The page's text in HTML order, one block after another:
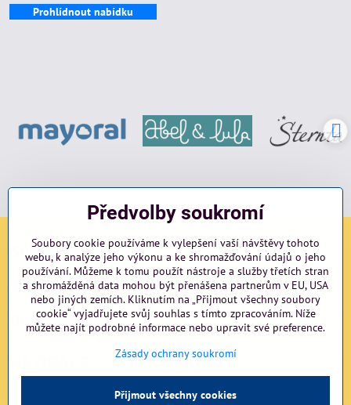
Prohlídnout nabídku
Sociální sítě
Facebook Instagram blog
Důležité odkazy
Předvolby soukromí
Soubory cookie používáme k vylepšení vaší návštěvy tohoto
webu, k analýze jeho výkonu a ke shromažďování údajů o jeho
používání. Můžeme k tomu použít nástroje a služby třetích stran
a shromážděná data mohou být přenášena partnerům v EU, USA
nebo jiných zemích. Kliknutím na „Přijmout všechny soubory
cookie“ vyjadřujete svůj souhlas s tímto zpracováním. Níže
můžete najít podrobné informace nebo upravit své preference.
Zásady ochrany soukromí
Přijmout všechny cookies